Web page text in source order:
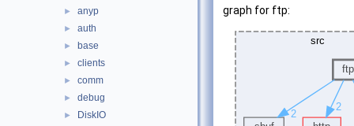
► anyp
► auth
► base
► clients
► comm
► debug
► DiskIO
graph for ftp: